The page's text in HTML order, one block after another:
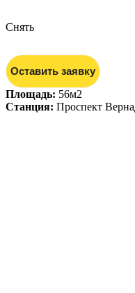
Снять
Оставить заявку
Площадь: 56м2
Станция: Проспект